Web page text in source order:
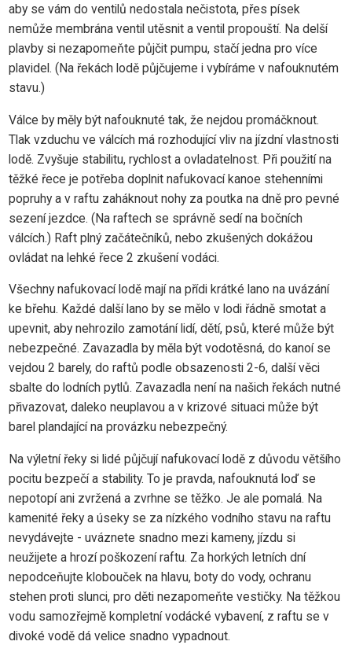
aby se vám do ventilů nedostala nečistota, přes písek
nemůže membrána ventil utěsnit a ventil propouští. Na delší
plavby si nezapomeňte půjčit pumpu, stačí jedna pro více
plavidel. (Na řekách lodě půjčujeme i vybíráme v nafouknutém
stavu.)
Válce by měly být nafouknuté tak, že nejdou promáčknout.
Tlak vzduchu ve válcích má rozhodující vliv na jízdní vlastnosti
lodě. Zvyšuje stabilitu, rychlost a ovladatelnost. Při použití na
těžké řece je potřeba doplnit nafukovací kanoe stehenními
popruhy a v raftu zaháknout nohy za poutka na dně pro pevné
sezení jezdce. (Na raftech se správně sedí na bočních
válcích.) Raft plný začátečníků, nebo zkušených dokážou
ovládat na lehké řece 2 zkušení vodáci.
Všechny nafukovací lodě mají na přídi krátké lano na uvázání
ke břehu. Každé další lano by se mělo v lodi řádně smotat a
upevnit, aby nehrozilo zamotání lidí, dětí, psů, které může být
nebezpečné. Zavazadla by měla být vodotěsná, do kanoí se
vejdou 2 barely, do raftů podle obsazenosti 2-6, další věci
sbalte do lodních pytlů. Zavazadla není na našich řekách nutné
přivazovat, daleko neuplavou a v krizové situaci může být
barel plandající na provázku nebezpečný.
Na výletní řeky si lidé půjčují nafukovací lodě z důvodu většího
pocitu bezpečí a stability. To je pravda, nafouknutá loď se
nepotopí ani zvržená a zvrhne se těžko. Je ale pomalá. Na
kamenité řeky a úseky se za nízkého vodního stavu na raftu
nevydávejte - uváznete snadno mezi kameny, jízdu si
neužijete a hrozí poškození raftu. Za horkých letních dní
nepodceňujte klobouček na hlavu, boty do vody, ochranu
stehen proti slunci, pro děti nezapomeňte vestičky. Na těžkou
vodu samozřejmě kompletní vodácké vybavení, z raftu se v
divoké vodě dá velice snadno vypadnout.